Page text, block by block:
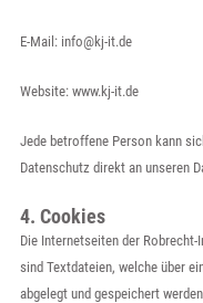
E-Mail: info@kj-it.de
Website: www.kj-it.de
Jede betroffene Person kann
Datenschutz direkt an unseren
4. Cookies
Die Internetseiten der
sind Textdateien, welche über
abgelegt und gespeichert